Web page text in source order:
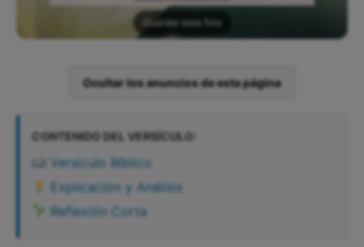
Guardar esta foto
Ocultar los anuncios de esta página
CONTENIDO DEL VERSÍCULO:
Versículo Bíblico
Explicación y Análisis
Reflexión Corta